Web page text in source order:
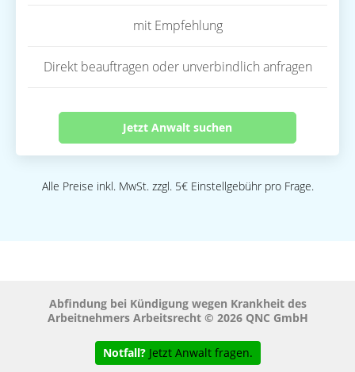
mit Empfehlung
Direkt beauftragen oder unverbindlich anfragen
Jetzt Anwalt suchen
Alle Preise inkl. MwSt. zzgl. 5€ Einstellgebühr pro Frage.
Abfindung bei Kündigung wegen Krankheit des
Arbeitnehmers Arbeitsrecht © 2026 QNC GmbH
Notfall? Jetzt Anwalt fragen.